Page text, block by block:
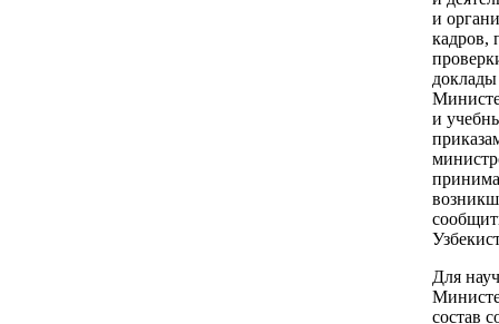
и
кадров,
и
Для
состав